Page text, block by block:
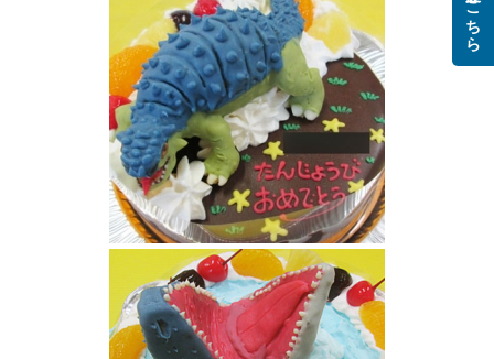
アンキロサウルス恐竜ケーキ